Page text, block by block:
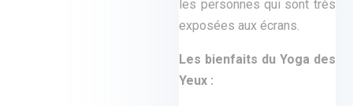
les personnes qui sont très
exposées aux écrans.
Les bienfaits du Yoga des
Yeux :